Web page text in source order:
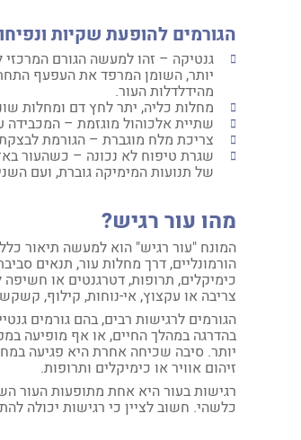
הגורמים להופעת שקיות
גנטיקה – זהו למעשה הגורם
יותר, השומן המרפד את העפעף
מהידלדלות העור.
מחלות כליה, יתר לחץ דם ומחלות
שתיית אלכוהול מוגזמת – המכבידה
צריכת מלח מוגברת – הגורמת לבצקת
שגרת טיפוח לא נכונה – כשהעור
של תנועות המימיקה גוברת, ועם
מהו עור רגיש?
המונח "עור רגיש" הוא למעשה תיאור כללי
הורמונליים, דרך מחלות עור, תנאים
כימיקלים, תרופות, דטרגנטים או
צריבה או עקצוץ, אי-נוחות, קילוף,
הגורמים לרגישות רבים, בהם גורמים
בהדרגה במהלך החיים, או אף מופיעה
יותר. סיבה שכיחה אחרת היא פגיעה
זיהום אוויר או כימיקלים ותרופות.
כלשהי. חשוב לציין כי רגישות יכולה